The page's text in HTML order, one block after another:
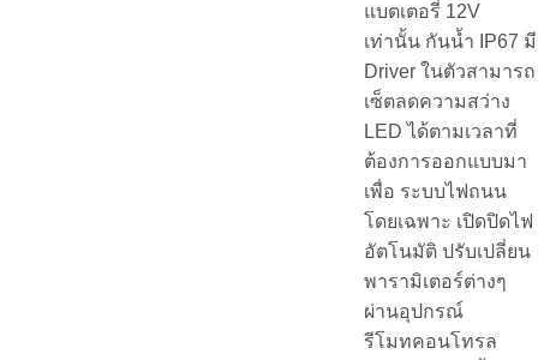
แบตเตอรี่ 12V
เท่านั้น กันน้ำ IP67 มี
Driver ในตัวสามารถ
เซ็ตลดความสว่าง
LED ได้ตามเวลาที่
ต้องการออกแบบมา
เพื่อ ระบบไฟถนน
โดยเฉพาะ เปิดปิดไฟ
อัตโนมัติ ปรับเปลี่ยน
พารามิเตอร์ต่างๆ
ผ่านอุปกรณ์
รีโมทคอนโทรล